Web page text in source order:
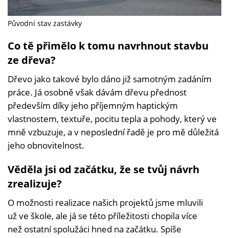
Původní stav zastávky
Co tě přimělo k tomu navrhnout stavbu
ze dřeva?
Dřevo jako takové bylo dáno již samotným zadáním
práce. Já osobně však dávám dřevu přednost
především díky jeho příjemným haptickým
vlastnostem, textuře, pocitu tepla a pohody, který ve
mně vzbuzuje, a v neposlední řadě je pro mě důležitá
jeho obnovitelnost.
Věděla jsi od začátku, že se tvůj návrh
zrealizuje?
O možnosti realizace našich projektů jsme mluvili
už ve škole, ale já se této příležitosti chopila více
než ostatní spolužáci hned na začátku. Spíše